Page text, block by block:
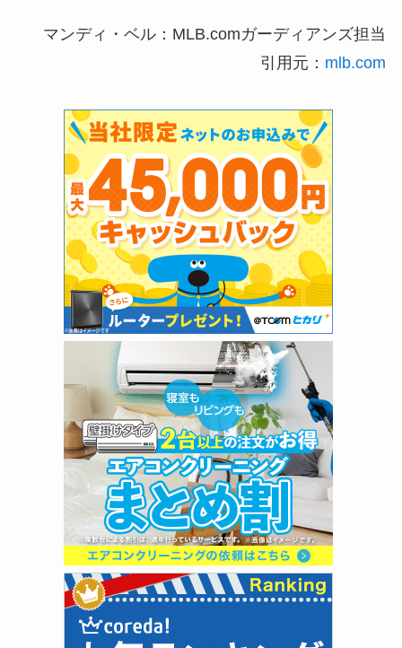
マンディ・ベル：MLB.comガーディアンズ担当
引用元： mlb.com